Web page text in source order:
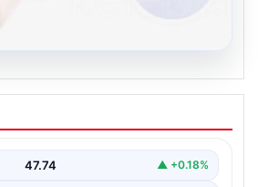
İle Çevrim içi
Adresi Ve Sohbet
kaliteli bir tarzda irtibat kurması
47.74 ▲ +0.18%